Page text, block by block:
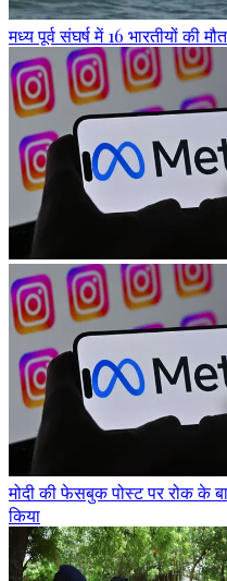
मध्य पूर्व संघर्ष में 16 भारतीयों की
मोदी की फेसबुक पोस्ट पर रोक के
किया